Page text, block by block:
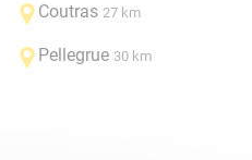
Coutras 27 km
Pellegrue 30 km